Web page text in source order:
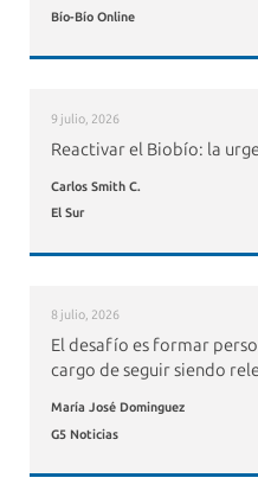
Bío-Bío Online
9 julio, 2026
Reactivar el Biobío: la
Carlos Smith C.
El Sur
8 julio, 2026
El desafío es formar
cargo de seguir siendo
María José Dominguez
G5 Noticias